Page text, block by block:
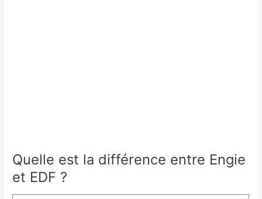
Quelle est la différence entre Engie
et EDF ?